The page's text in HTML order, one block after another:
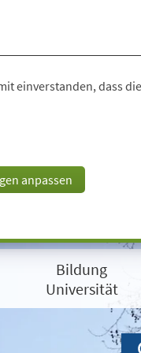
einverstanden, dass
anpassen
Bildung
Universität